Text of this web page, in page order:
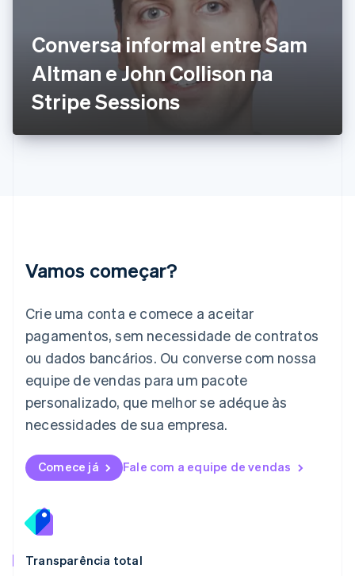
Conversa informal entre Sam
Altman e John Collison na
Stripe Sessions
Vamos começar?
Crie uma conta e comece a aceitar
pagamentos, sem necessidade de contratos
ou dados bancários. Ou converse com nossa
equipe de vendas para um pacote
personalizado, que melhor se adéque às
necessidades de sua empresa.
Comece já Fale com a equipe de vendas
Transparência total
Svenska
FrançaisEnglish
English
Grécia
English
English
日本語English
Liechtenstein
DeutschEnglish
Lituânia
English
Luxemburgo
FrançaisDeutsch English
English简体中文
México
Noruega
English
English